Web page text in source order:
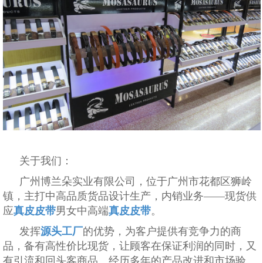
关于我们：
广州博兰朵实业有限公司，位于广州市花都区狮岭
镇，主打中高品质货品设计生产，内销业务——现货供
应真皮皮带男女中高端真皮皮带。
发挥源头工厂的优势，为客户提供有竞争力的商
品，备有高性价比现货，让顾客在保证利润的同时，又
有引流和回头客商品。经历多年的产品改进和市场验